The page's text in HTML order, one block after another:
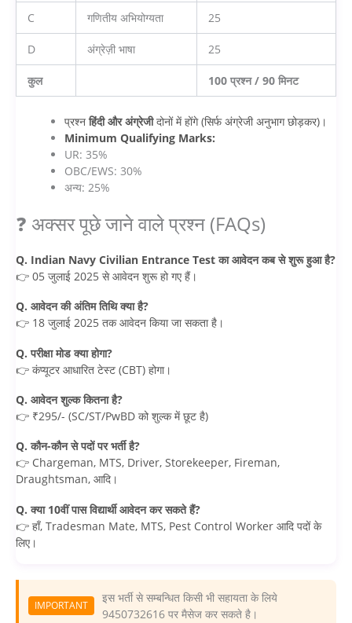
C गणितीय अभियोग्यता 25
D अंग्रेज़ी भाषा 25
कुल 100 प्रश्न / 90 मिनट
प्रश्नहिंदी और अंग्रेजीदोनों में होंगे (सिर्फ अंग्रेजी अनुभाग छोड़कर)।
Minimum Qualifying Marks:
UR: 35%
OBC/EWS: 30%
अन्य: 25%
❓ अक्सर पूछे जाने वाले प्रश्न (FAQs)
Q. Indian Navy Civilian Entrance Test का आवेदन कब से शुरू हुआ है?
👉 05 जुलाई 2025 से आवेदन शुरू हो गए हैं।
Q. आवेदन की अंतिम तिथि क्या है?
👉 18 जुलाई 2025 तक आवेदन किया जा सकता है।
Q. परीक्षा मोड क्या होगा?
👉 कंप्यूटर आधारित टेस्ट (CBT) होगा।
Q. आवेदन शुल्क कितना है?
👉 ₹295/- (SC/ST/PwBD को शुल्क में छूट है)
Q. कौन-कौन से पदों पर भर्ती है?
👉 Chargeman, MTS, Driver, Storekeeper, Fireman,
Draughtsman, आदि।
Q. क्या 10वीं पास विद्यार्थी आवेदन कर सकते हैं?
👉 हाँ, Tradesman Mate, MTS, Pest Control Worker आदि पदों के
लिए।
IMPORTANT
इस भर्ती से सम्बन्धित किसी भी सहायता के लिये
9450732616 पर मैसेज कर सकते है।